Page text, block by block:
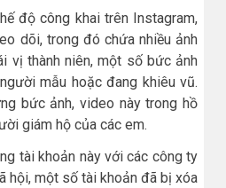
độ công khai trên Instagram,
dõi, trong đó chứa nhiều ảnh
vị thành niên, một số bức ảnh
mẫu hoặc đang khiêu vũ.
bức ảnh, video này trong hồ
giám hộ của các em.
tài khoản này với các công ty
hội, một số tài khoản đã bị xóa